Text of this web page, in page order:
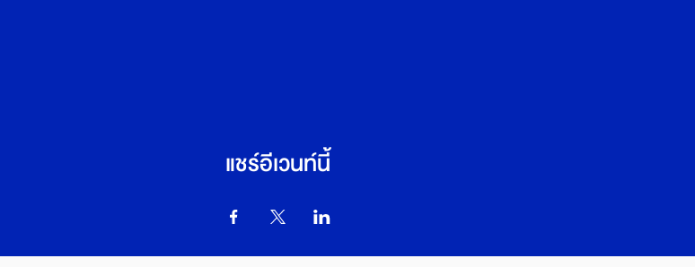
แชร์อีเวนท์นี้